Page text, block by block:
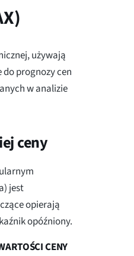
używają
prognozy cen
w analizie
ceny
jest
opierają
opóźniony.
CENY